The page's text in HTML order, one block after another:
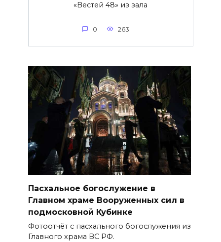
«Вестей 48» из зала
0 263
Пасхальное богослужение в
Главном храме Вооруженных сил в
подмосковной Кубинке
Фотоотчёт с пасхального богослужения из
Главного храма ВС РФ.